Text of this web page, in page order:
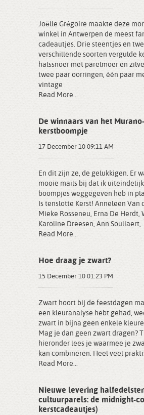
Joëlle Grégoire maakte deze
winkel in Antwerpen de meest
cadeautjes. Drie steentjes en
verschillende soorten vergulde
halssnoer met parelmoer en
twee paar oorringen, één paar
vintage
Read More...
De winnaars van het Murano-
kerstboompje
17 December 10 09:11 AM
En dit zijn ze, de gelukkigen. Er
mooie mails bij dat ik
boompjes weggegeven heb in
Is tenslotte Kerst! Anneleen Van
Mieke Rosseneu, Erna De Herdt,
Karoline Dreesen, Ann Souliaert,
Read More...
Hoe draag je zwart?
15 December 10 01:23 PM
Zwart hoort bij de feestdagen
een kleuranalyse hebt gehad,
zwart in bijna geen enkele
Mag je dan geen zwart dragen?
hieronder lees je waarmee je
kan combineren. Heel veel
Read More...
Nieuwe levering
cultuurparels: de midnight-
kerstcadeautjes)